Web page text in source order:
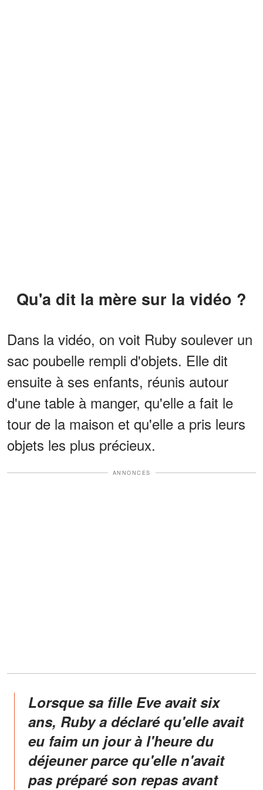
Qu'a dit la mère sur la vidéo ?
Dans la vidéo, on voit Ruby soulever un
sac poubelle rempli d'objets. Elle dit
ensuite à ses enfants, réunis autour
d'une table à manger, qu'elle a fait le
tour de la maison et qu'elle a pris leurs
objets les plus précieux.
ANNONCES
Lorsque sa fille Eve avait six
ans, Ruby a déclaré qu'elle avait
eu faim un jour à l'heure du
déjeuner parce qu'elle n'avait
pas préparé son repas avant